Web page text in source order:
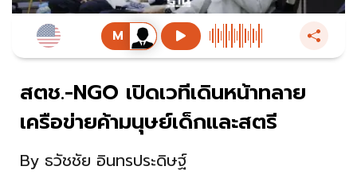
สตช.-NGO เปิดเวทีเดินหน้าทลาย
เครือข่ายค้ามนุษย์เด็กและสตรี
By ธวัชชัย อินทรประดิษฐ์